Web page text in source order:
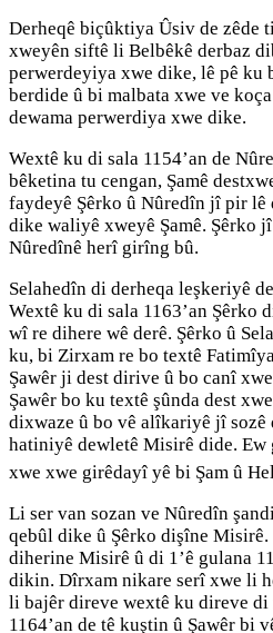
Derheqê biçûktiya Ûsiv de zêde
xweyên siftê li Belbêkê derbaz
perwerdeyiya xwe dike, lê pê
berdide û bi malbata xwe ve
dewama perwerdiya xwe dike.
Wextê ku di sala 1154’an de
bêketina tu cengan, Şamê
faydeyê Şêrko û Nûredîn jî pir
dike waliyê xweyê Şamê. Şêrko
Nûredînê herî girîng bû.
Selahedîn di derheqa leşkeriyê
Wextê ku di sala 1163’an Şêrko
wî re dihere wê derê. Şêrko û
ku, bi Zirxam re bo textê
Şawêr ji dest dirive û bo canî
Şawêr bo ku textê şûnda dest
dixwaze û bo vê alîkariyê jî
hatiniyê dewletê Misirê dide.
xwe xwe girêdayî yê bi Şam û
Li ser van sozan ve Nûredîn
qebûl dike û Şêrko dişîne Misirê.
diherine Misirê û di 1’ê gulana
dikin. Dîrxam nikare serî xwe li
li bajêr direve wextê ku direve di
1164’an de tê kuştin û Şawêr bi